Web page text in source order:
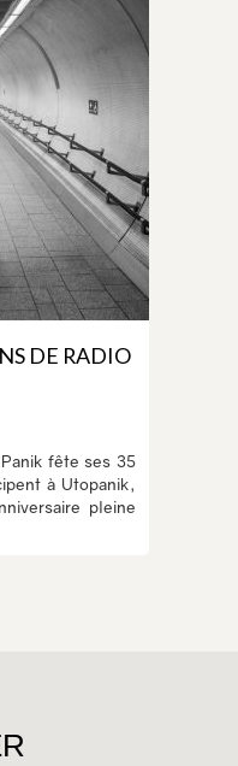
DE RADIO
fête ses 35
à Utopanik,
pleine